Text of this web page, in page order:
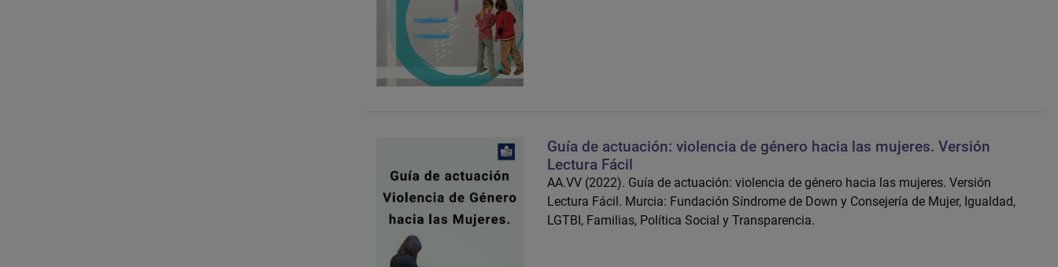
Guía de actuación: violencia de género hacia las mujeres. Versión
Lectura Fácil
AA.VV (2022). Guía de actuación: violencia de género hacia las mujeres. Versión
Lectura Fácil. Murcia: Fundación Síndrome de Down y Consejería de Mujer, Igualdad,
LGTBI, Familias, Política Social y Transparencia.